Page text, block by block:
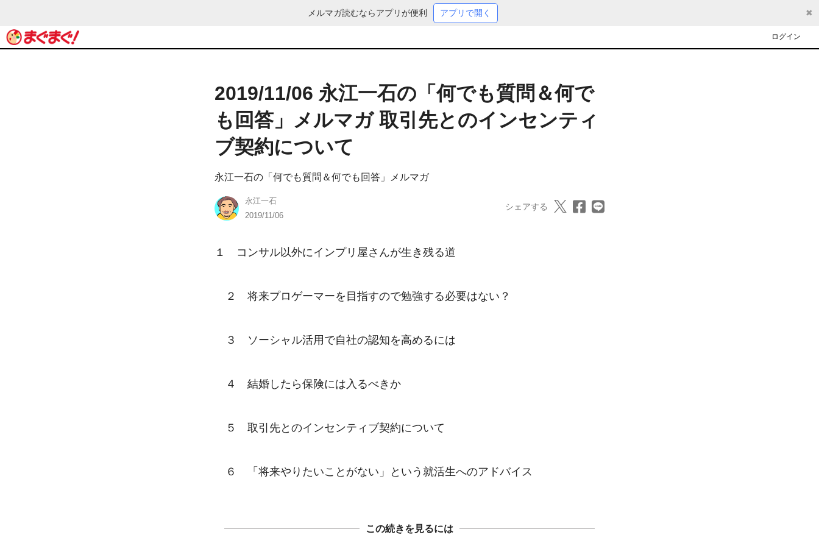
メルマガ読むならアプリが便利 アプリで開く ✖
ログイン
2019/11/06 永江一石の「何でも質問＆何で
も回答」メルマガ 取引先とのインセンティ
ブ契約について
永江一石の「何でも質問＆何でも回答」メルマガ
永江一石
2019/11/06
シェアする
１　コンサル以外にインプリ屋さんが生き残る道
２　将来プロゲーマーを目指すので勉強する必要はない？
３　ソーシャル活用で自社の認知を高めるには
４　結婚したら保険には入るべきか
５　取引先とのインセンティブ契約について
６　「将来やりたいことがない」という就活生へのアドバイス
この続きを見るには